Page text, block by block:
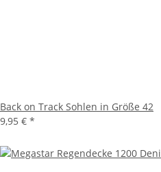
Back on Track Sohlen in Größe 42
9,95 € *